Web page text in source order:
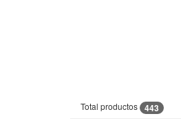
Total productos 443